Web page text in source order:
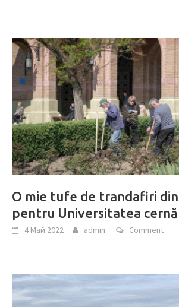
O mie tufe de trandafiri
pentru Universitatea
4 Май 2022 admin Comment